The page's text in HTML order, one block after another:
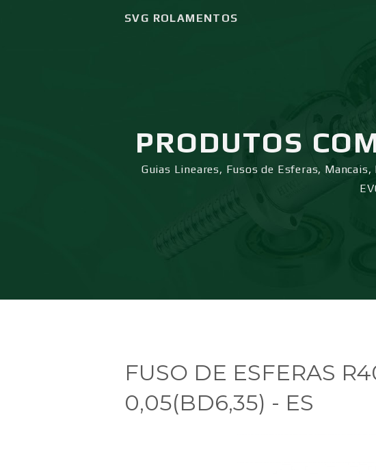
SVG ROLAMENTOS
PRODUTOS
Guias Lineares, Fusos de Esferas,
FUSO DE ESFERAS
0,05(BD6,35) - ES